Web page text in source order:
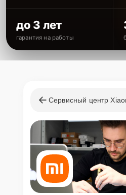
до 3 лет
гарантия на работы
Сервисный центр